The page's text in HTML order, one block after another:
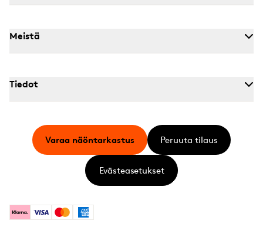
Meistä
Tiedot
KlarnaVisa MastercardAmerican Express
Varaa näöntarkastus Peruuta tilaus
Evästeasetukset